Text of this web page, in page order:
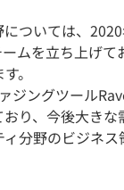
ついては、
ムを立ち上げて
。
ジングツール
り、今後大きな
ィ分野のビジネ